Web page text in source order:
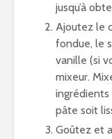
jusqu’à
Ajoutez le
fondue, le
vanille (si
mixeur.
pâte soit
Goûtez et